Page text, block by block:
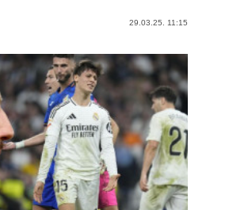
29.03.25. 11:15